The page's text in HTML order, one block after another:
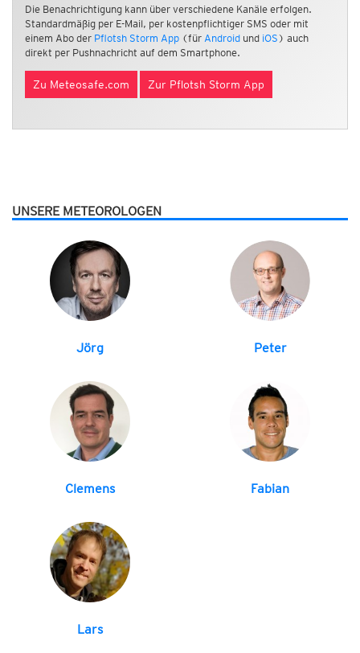
Die Benachrichtigung kann über verschiedene Kanäle erfolgen.
Standardmäßig per E-Mail, per kostenpflichtiger SMS oder mit
einem Abo der Pflotsh Storm App (für Android und iOS ) auch
direkt per Pushnachricht auf dem Smartphone.
Zu Meteosafe.com Zur Pflotsh Storm App
UNSERE METEOROLOGEN
Jörg Peter
Clemens Fabian
Lars